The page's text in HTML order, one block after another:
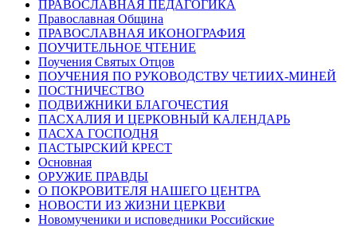
ПРАВОСЛАВНАЯ ПЕДАГОГИКА
Православная Община
ПРАВОСЛАВНАЯ ИКОНОГРАФИЯ
ПОУЧИТЕЛЬНОЕ ЧТЕНИЕ
Поучения Святых Отцов
ПОУЧЕНИЯ ПО РУКОВОДСТВУ ЧЕТИИХ-МИНЕЙ
ПОСТНИЧЕСТВО
ПОДВИЖНИКИ БЛАГОЧЕСТИЯ
ПАСХАЛИЯ И ЦЕРКОВНЫЙ КАЛЕНДАРЬ
ПАСХА ГОСПОДНЯ
ПАСТЫРСКИЙ КРЕСТ
Основная
ОРУЖИЕ ПРАВДЫ
О ПОКРОВИТЕЛЯ НАШЕГО ЦЕНТРА
НОВОСТИ ИЗ ЖИЗНИ ЦЕРКВИ
Новомученики и исповедники Российские